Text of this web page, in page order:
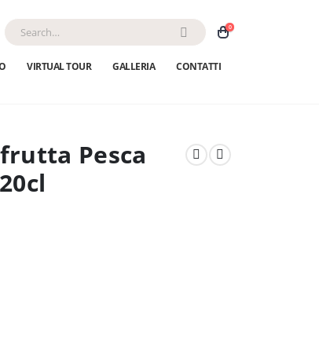
0
VIRTUAL TOUR GALLERIA CONTATTI
Pesca